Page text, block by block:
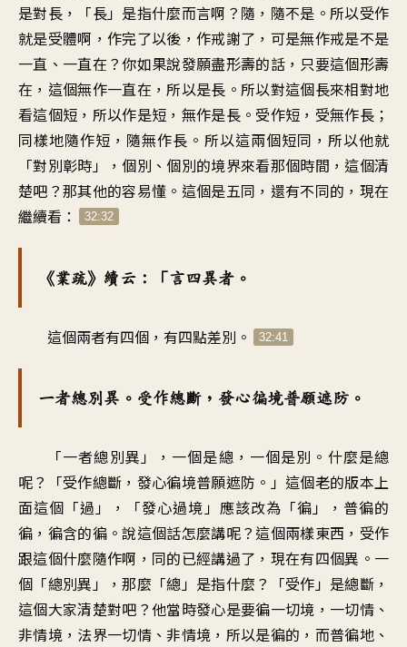
是對長，「長」是指什麼而言啊？隨，隨不是。所以受作
就是受體啊，作完了以後，作戒謝了，可是無作戒是不是
一直、一直在？你如果說發願盡形壽的話，只要這個形壽
在，這個無作一直在，所以是長。所以對這個長來相對地
看這個短，所以作是短，無作是長。受作短，受無作長；
同樣地隨作短，隨無作長。所以這兩個短同，所以他就
「對別彰時」，個別、個別的境界來看那個時間，這個清
楚吧？那其他的容易懂。這個是五同，還有不同的，現在
繼續看：
32:32
《業疏》續云：「言四異者。
這個兩者有四個，有四點差別。 32:41
一者總別異。受作總斷，發心徧境普願遮防。
「一者總別異」，一個是總，一個是別。什麼是總
呢？「受作總斷，發心徧境普願遮防。」這個老的版本上
面這個「過」，「發心過境」應該改為「徧」，普徧的
徧，徧含的徧。說這個話怎麼講呢？這個兩樣東西，受作
跟這個什麼隨作啊，同的已經講過了，現在有四個異。一
個「總別異」，那麼「總」是指什麼？「受作」是總斷，
這個大家清楚對吧？他當時發心是要徧一切境，一切情、
非情境，法界一切情、非情境，所以是徧的，而普徧地、